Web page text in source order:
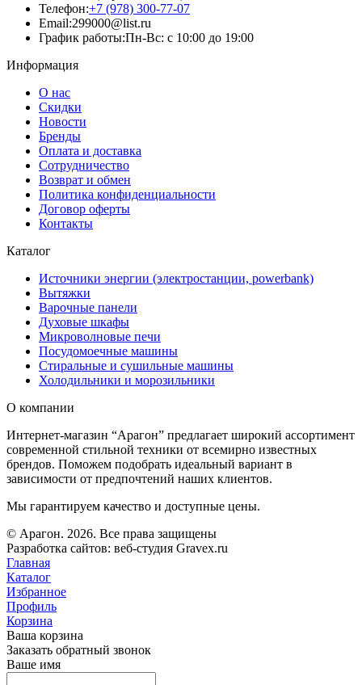
Телефон:+7 (978) 300-77-07
Email:299000@list.ru
График работы:Пн-Вс: с 10:00 до 19:00
Информация
О нас
Скидки
Новости
Бренды
Оплата и доставка
Сотрудничество
Возврат и обмен
Политика конфиденциальности
Договор оферты
Контакты
Каталог
Источники энергии (электростанции, powerbank)
Вытяжки
Варочные панели
Духовые шкафы
Микроволновые печи
Посудомоечные машины
Стиральные и сушильные машины
Холодильники и морозильники
О компании
Интернет-магазин “Арагон” предлагает широкий ассортимент
современной стильной техники от всемирно известных
брендов. Поможем подобрать идеальный вариант в
зависимости от предпочтений наших клиентов.
Мы гарантируем качество и доступные цены.
© Арагон. 2026. Все права защищены
Разработка сайтов: веб-студия Gravex.ru
Главная
Каталог
Избранное
Профиль
Корзина
Ваша корзина
Заказать обратный звонок
Ваше имя